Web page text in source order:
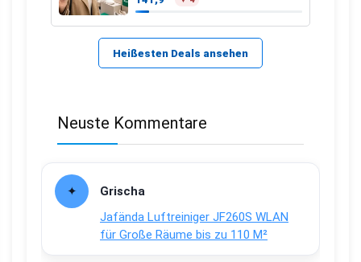
Heißesten Deals ansehen
Neuste Kommentare
Grischa
Jafända Luftreiniger JF260S WLAN
für Große Räume bis zu 110 M²